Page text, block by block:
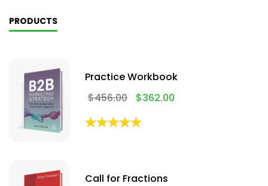
PRODUCTS
Practice Workbook
$456.00 $362.00
Call for Fractions